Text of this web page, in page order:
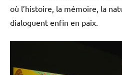
où l’histoire, la mémoire, la
dialoguent enfin en paix.